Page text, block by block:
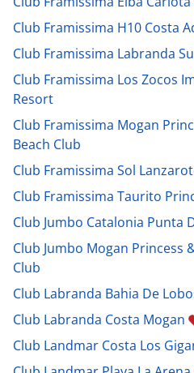
Club Framissima H10 Costa
Club Framissima Labranda
Club Framissima Los Zocos
Resort
Club Framissima Mogan
Beach Club
Club Framissima Sol
Club Framissima Taurito
Club Jumbo Catalonia Punta
Club Jumbo Mogan Princess
Club
Club Labranda Bahia De
Club Labranda Costa Mogan
Club Landmar Costa Los